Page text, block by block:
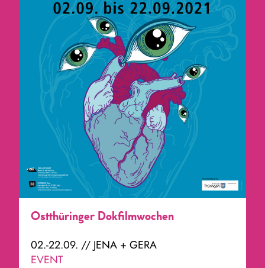
Ostthüringer Dokfilmwochen
02.-22.09. // JENA + GERA
EVENT